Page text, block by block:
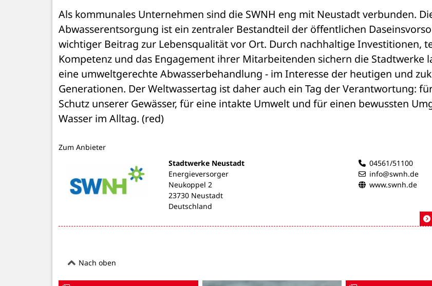
Als kommunales Unternehmen sind die SWNH eng mit Neustadt verbunden.
Abwasserentsorgung ist ein zentraler Bestandteil der öffentlichen
wichtiger Beitrag zur Lebensqualität vor Ort. Durch nachhaltige Investitionen,
Kompetenz und das Engagement ihrer Mitarbeitenden sichern die Stadtwerke
eine umweltgerechte Abwasserbehandlung - im Interesse der heutigen und
Generationen. Der Weltwassertag ist daher auch ein Tag der Verantwortung:
Schutz unserer Gewässer, für eine intakte Umwelt und für einen bewussten
Wasser im Alltag. (red)
Zum Anbieter
Stadtwerke Neustadt
Energieversorger
Neukoppel 2
23730 Neustadt
Deutschland
04561/51100
info@swnh.de
www.swnh.de
Nach oben